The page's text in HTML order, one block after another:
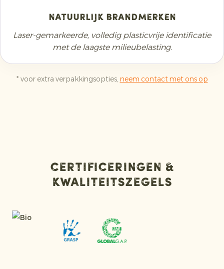
Natuurlijk brandmerken
Laser-gemarkeerde, volledig plasticvrije identificatie
met de laagste milieubelasting.
* voor extra verpakkingsopties,neem contact met ons op
Certificeringen &
kwaliteitszegels